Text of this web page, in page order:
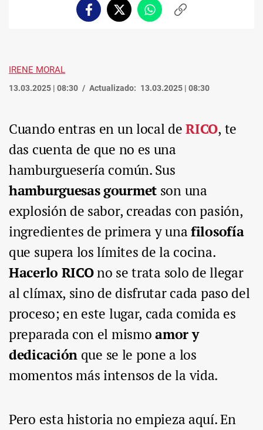
FacebookTwitterWhatsappCopiar
IRENE MORAL
13.03.2025 | 08:30 Actualizado: 13.03.2025 | 08:30
Cuando entras en un local deRICO, te
das cuenta de que no es una
hamburguesería común. Sus
hamburguesas gourmet son una
explosión de sabor, creadas con pasión,
ingredientes de primera y unafilosofía
que supera los límites de la cocina.
Hacerlo RICOno se trata solo de llegar
al clímax, sino de disfrutar cada paso del
proceso; en este lugar, cada comida es
preparada con el mismoamor y
dedicación que se le pone a los
momentos más intensos de la vida.
Pero esta historia no empieza aquí. En